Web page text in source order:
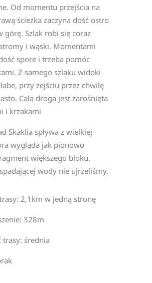
Od momentu przejścia na
ścieżka zaczyna dość ostro
górę. Szlak robi się coraz
i wąski. Momentami
spore i trzeba pomóc
Z samego szlaku widoki
przy zejściu przez chwilę
Cała droga jest zarośnięta
i krzakami
Skaklia spływa z wielkiej
wygląda jak pionowo
większego bloku.
wody nie ujrzeliśmy.
2,1km w jedną stronę
328m
trasy: średnia